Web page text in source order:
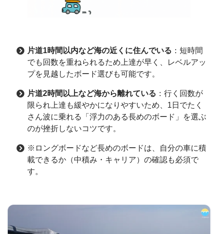
片道1時間以内など海の近くに住んでいる ：短時間
でも回数を重ねられるため上達が早く、レベルアッ
プを見越したボード選びも可能です。
片道2時間以上など海から離れている ：行く回数が
限られ上達も緩やかになりやすいため、1日でたく
さん波に乗れる「浮力のある長めのボード」を選ぶ
のが挫折しないコツです。
※ロングボードなど長めのボードは、自分の車に積
載できるか（中積み・キャリア）の確認も必須で
す。